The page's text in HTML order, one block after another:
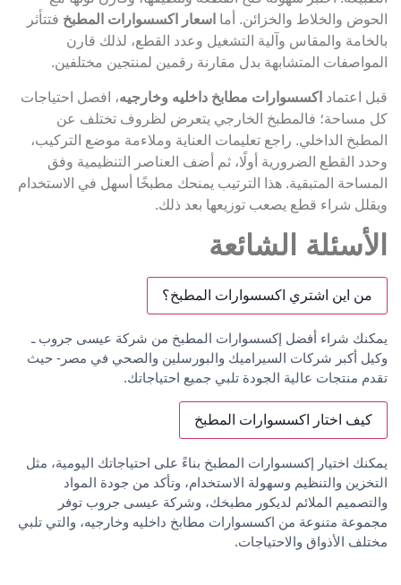
الحوض والخلاط والخزائن. أما اسعار اكسسوارات المطبخ فتتأثر
بالخامة والمقاس وآلية التشغيل وعدد القطع، لذلك قارن
المواصفات المتشابهة بدل مقارنة رقمين لمنتجين مختلفين.
قبل اعتماد اكسسوارات مطابخ داخليه وخارجيه، افصل احتياجات
كل مساحة؛ فالمطبخ الخارجي يتعرض لظروف تختلف عن
المطبخ الداخلي. راجع تعليمات العناية وملاءمة موضع التركيب،
وحدد القطع الضرورية أولًا، ثم أضف العناصر التنظيمية وفق
المساحة المتبقية. هذا الترتيب يمنحك مطبخًا أسهل في الاستخدام
ويقلل شراء قطع يصعب توزيعها بعد ذلك.
الأسئلة الشائعة
من اين اشتري اكسسوارات المطبخ؟
يمكنك شراء أفضل إكسسوارات المطبخ من شركة عيسى جروب ـ
وكيل أكبر شركات السيراميك والبورسلين والصحي في مصر- حيث
تقدم منتجات عالية الجودة تلبي جميع احتياجاتك.
كيف اختار اكسسوارات المطبخ
يمكنك اختيار إكسسوارات المطبخ بناءً على احتياجاتك اليومية، مثل
التخزين والتنظيم وسهولة الاستخدام، وتأكد من جودة المواد
والتصميم الملائم لديكور مطبخك، وشركة عيسى جروب توفر
مجموعة متنوعة من اكسسوارات مطابخ داخليه وخارجيه، والتي تلبي
مختلف الأذواق والاحتياجات.